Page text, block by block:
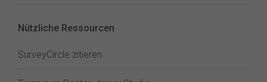
Nützliche Ressourcen
SurveyCircle zitieren